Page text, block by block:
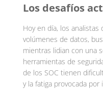
Los desafíos
Hoy en día, los analistas
volúmenes de datos,
mientras lidian con una
herramientas de
de los SOC tienen
y la fatiga provocada